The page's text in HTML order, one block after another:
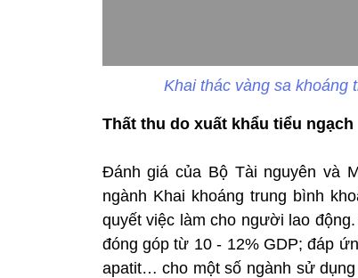
Khai thác vàng sa khoáng
Thất thu do xuất khẩu tiểu ngạch
Đánh giá của Bộ Tài nguyên và
ngành Khai khoáng trung bình
quyết việc làm cho người lao
đóng góp từ 10 - 12% GDP; đáp
apatit… cho một số ngành sử